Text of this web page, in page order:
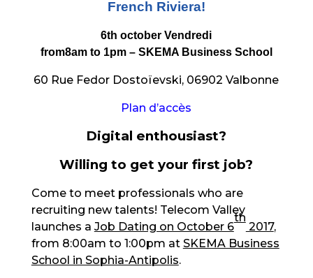
French Riviera!
6th october Vendredi
from8am to 1pm – SKEMA Business School
60 Rue Fedor Dostoïevski, 06902 Valbonne
Plan d’accès
Digital enthousiast?
Willing to get your first job?
Come to meet professionals who are
recruiting new talents! Telecom Valley
launches a Job Dating on October 6
th
2017,
from 8:00am to 1:00pm at SKEMA Business
School in Sophia-Antipolis.